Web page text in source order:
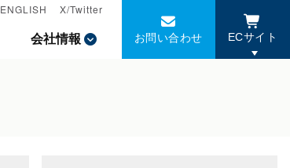
会社情報
ENGLISH X/Twitter
お問い合わせ ECサイト
会社情報
ENGLISH X/Twitter
お問い合わせ ECサイト